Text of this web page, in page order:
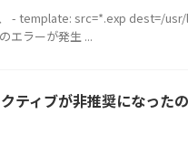
- template: src=*.exp dest=/
エラーが発生 ...
ティブが非推奨になった